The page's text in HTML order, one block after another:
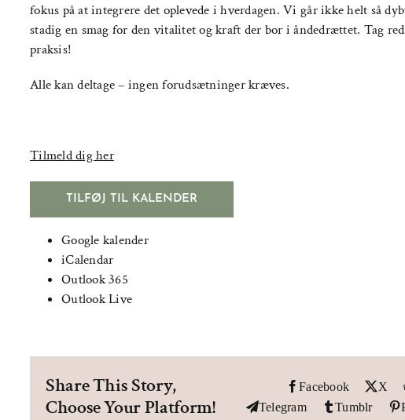
fokus på at integrere det oplevede i hverdagen. Vi går ikke helt så
stadig en smag for den vitalitet og kraft der bor i åndedrættet. Tag
praksis!
Alle kan deltage – ingen forudsætninger kræves.
Tilmeld dig her
TILFØJ TIL KALENDER
Google kalender
iCalendar
Outlook 365
Outlook Live
Share This Story,
Choose Your Platform!
Facebook X
Telegram
Tumblr